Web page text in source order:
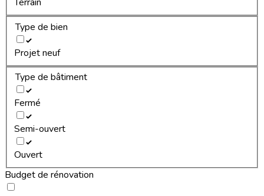
Type de bien
Projet neuf
Type de bâtiment
Fermé
Semi-ouvert
Ouvert
Budget de rénovation